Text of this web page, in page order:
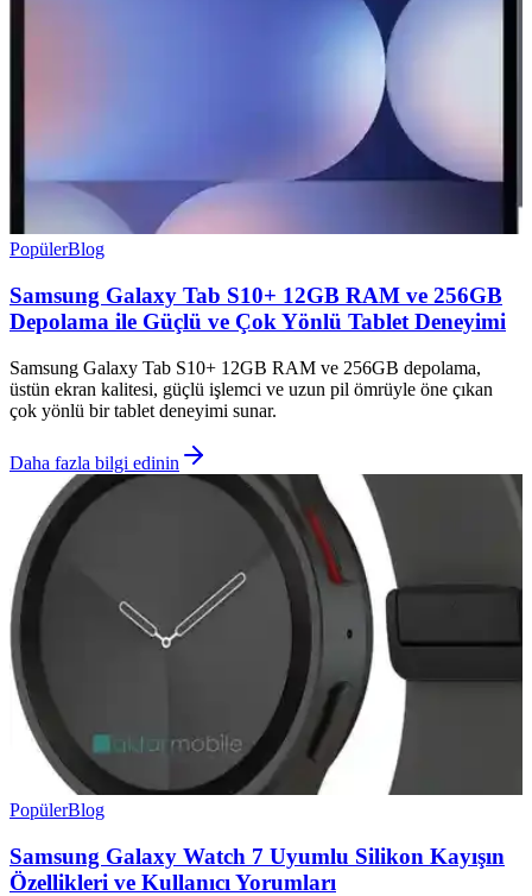
PopülerBlog
Samsung Galaxy Tab S10+ 12GB RAM ve 256GB
Depolama ile Güçlü ve Çok Yönlü Tablet Deneyimi
Samsung Galaxy Tab S10+ 12GB RAM ve 256GB depolama,
üstün ekran kalitesi, güçlü işlemci ve uzun pil ömrüyle öne çıkan
çok yönlü bir tablet deneyimi sunar.
Daha fazla bilgi edinin
PopülerBlog
Samsung Galaxy Watch 7 Uyumlu Silikon Kayışın
Özellikleri ve Kullanıcı Yorumları